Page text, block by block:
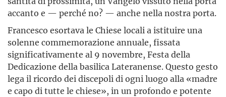
accanto e — perché no? — anche nella nostra porta.
Francesco esortava le Chiese locali a istituire una
solenne commemorazione annuale, fissata
significativamente al 9 novembre, Festa della
Dedicazione della basilica Lateranense. Questo gesto
lega il ricordo dei discepoli di ogni luogo alla «madre
e capo di tutte le chiese», in un profondo e potente